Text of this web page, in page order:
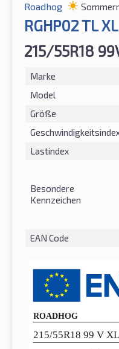
Roadhog
RGHP02 TL XL
215/55R18
Marke
Model
Größe
Lastindex
Besondere
Kennzeichen
EAN Code